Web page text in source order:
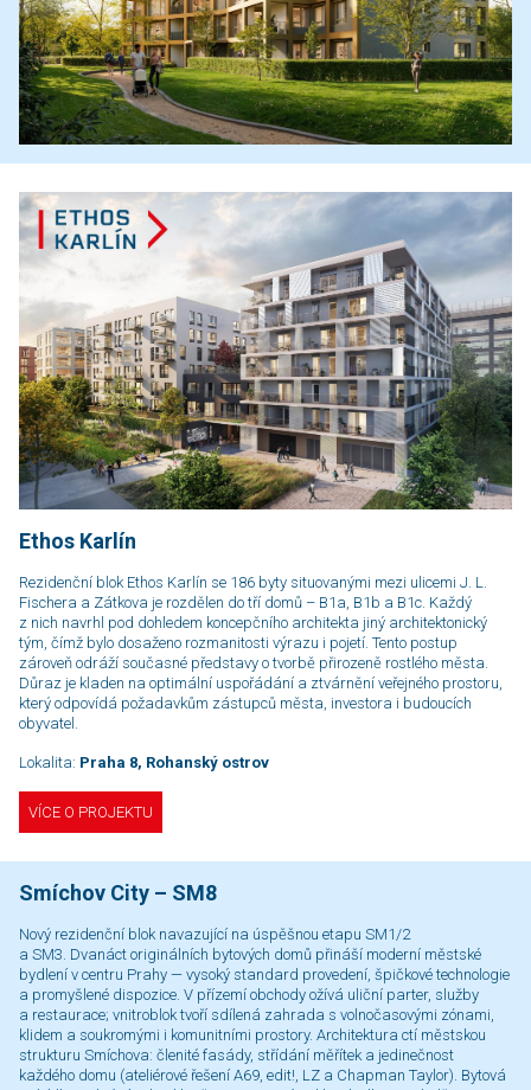
Ethos Karlín
Rezidenční blok Ethos Karlín se 186 byty situovanými mezi ulicemi J. L.
Fischera a Zátkova je rozdělen do tří domů – B1a, B1b a B1c. Každý
z nich navrhl pod dohledem koncepčního architekta jiný architektonický
tým, čímž bylo dosaženo rozmanitosti výrazu i pojetí. Tento postup
zároveň odráží současné představy o tvorbě přirozeně rostlého města.
Důraz je kladen na optimální uspořádání a ztvárnění veřejného prostoru,
který odpovídá požadavkům zástupců města, investora i budoucích
obyvatel.
Lokalita: Praha 8, Rohanský ostrov
VÍCE O PROJEKTU
Smíchov City – SM8
Nový rezidenční blok navazující na úspěšnou etapu SM1/2
a SM3. Dvanáct originálních bytových domů přináší moderní městské
bydlení v centru Prahy — vysoký standard provedení, špičkové technologie
a promyšlené dispozice. V přízemí obchody ožívá uliční parter, služby
a restaurace; vnitroblok tvoří sdílená zahrada s volnočasovými zónami,
klidem a soukromými i komunitními prostory. Architektura ctí městskou
strukturu Smíchova: členité fasády, střídání měřítek a jedinečnost
každého domu (ateliérové ​​řešení A69, edit!, LZ a Chapman Taylor). Bytová